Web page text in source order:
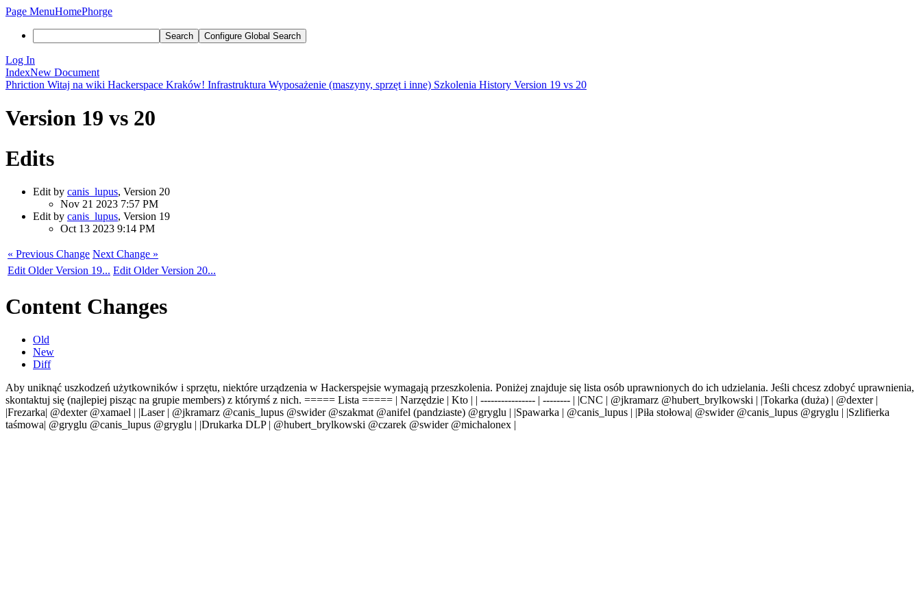
Page MenuHomePhorge
Search Configure Global Search
Log In
IndexNew Document
Phriction Witaj na wiki Hackerspace Kraków! Infrastruktura Wyposażenie (maszyny, sprzęt i inne) Szkolenia History Version 19 vs 20
Version 19 vs 20
Edits
Edit by canis_lupus, Version 20
Nov 21 2023 7:57 PM
Edit by canis_lupus, Version 19
Oct 13 2023 9:14 PM
« Previous Change Next Change »
Edit Older Version 19... Edit Older Version 20...
Content Changes
Old
New
Diff
Aby uniknąć uszkodzeń użytkowników i sprzętu, niektóre urządzenia w Hackerspejsie wymagają przeszkolenia. Poniżej znajduje się lista osób uprawnionych do ich udzielania. Jeśli chcesz zdobyć uprawnienia,
skontaktuj się (najlepiej pisząc na grupie members) z którymś z nich. ===== Lista ===== | Narzędzie | Kto | | ---------------- | -------- | |CNC | @jkramarz @hubert_brylkowski | |Tokarka (duża) | @dexter |
|Frezarka| @dexter @xamael | |Laser | @jkramarz @canis_lupus @swider @szakmat @anifel (pandziaste) @gryglu | |Spawarka | @canis_lupus | |Piła stołowa| @swider @canis_lupus @gryglu | |Szlifierka
taśmowa| @gryglu @canis_lupus @gryglu | |Drukarka DLP | @hubert_brylkowski @czarek @swider @michalonex |